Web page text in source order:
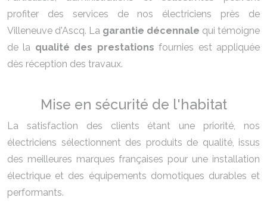
profiter des services de nos électriciens près de
Villeneuve d'Ascq. La garantie décennale qui témoigne
de la qualité des prestations fournies est appliquée
dès réception des travaux.
Mise en sécurité de l'habitat
La satisfaction des clients étant une priorité, nos
électriciens sélectionnent des produits de qualité, issus
des meilleures marques françaises pour une installation
électrique et des équipements domotiques durables et
performants.